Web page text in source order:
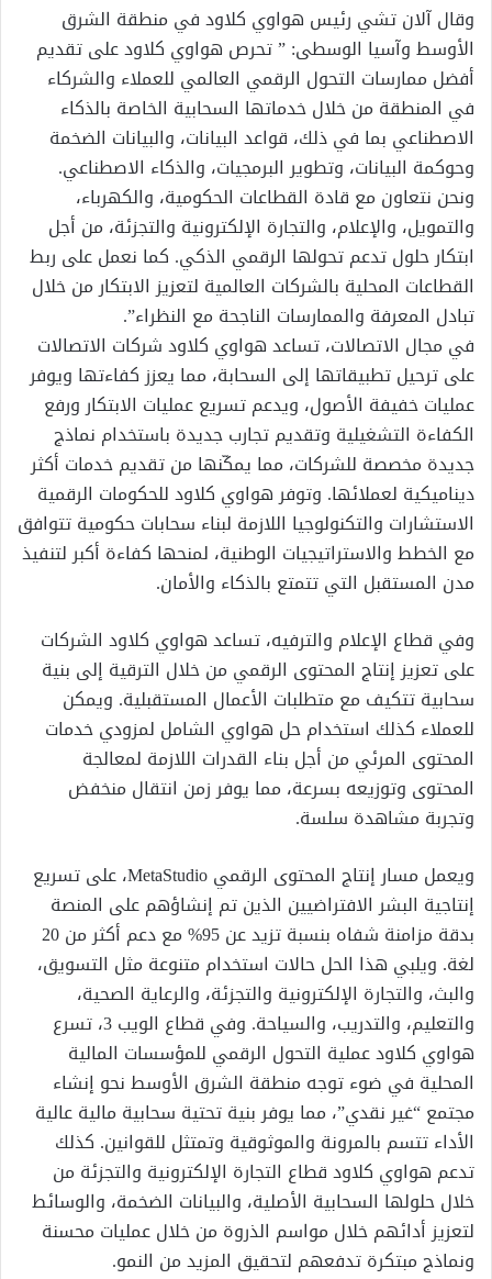
وقال آلان تشي رئيس هواوي كلاود في منطقة الشرق
الأوسط وآسيا الوسطى: ” تحرص هواوي كلاود على تقديم
أفضل ممارسات التحول الرقمي العالمي للعملاء والشركاء
في المنطقة من خلال خدماتها السحابية الخاصة بالذكاء
الاصطناعي بما في ذلك، قواعد البيانات، والبيانات الضخمة
وحوكمة البيانات، وتطوير البرمجيات، والذكاء الاصطناعي.
ونحن نتعاون مع قادة القطاعات الحكومية، والكهرباء،
والتمويل، والإعلام، والتجارة الإلكترونية والتجزئة، من أجل
ابتكار حلول تدعم تحولها الرقمي الذكي. كما نعمل على ربط
القطاعات المحلية بالشركات العالمية لتعزيز الابتكار من خلال
تبادل المعرفة والممارسات الناجحة مع النظراء”.
في مجال الاتصالات، تساعد هواوي كلاود شركات الاتصالات
على ترحيل تطبيقاتها إلى السحابة، مما يعزز كفاءتها ويوفر
عمليات خفيفة الأصول، ويدعم تسريع عمليات الابتكار ورفع
الكفاءة التشغيلية وتقديم تجارب جديدة باستخدام نماذج
جديدة مخصصة للشركات، مما يمكّنها من تقديم خدمات أكثر
ديناميكية لعملائها. وتوفر هواوي كلاود للحكومات الرقمية
الاستشارات والتكنولوجيا اللازمة لبناء سحابات حكومية تتوافق
مع الخطط والاستراتيجيات الوطنية، لمنحها كفاءة أكبر لتنفيذ
مدن المستقبل التي تتمتع بالذكاء والأمان.
وفي قطاع الإعلام والترفيه، تساعد هواوي كلاود الشركات
على تعزيز إنتاج المحتوى الرقمي من خلال الترقية إلى بنية
سحابية تتكيف مع متطلبات الأعمال المستقبلية. ويمكن
للعملاء كذلك استخدام حل هواوي الشامل لمزودي خدمات
المحتوى المرئي من أجل بناء القدرات اللازمة لمعالجة
المحتوى وتوزيعه بسرعة، مما يوفر زمن انتقال منخفض
وتجربة مشاهدة سلسة.
ويعمل مسار إنتاج المحتوى الرقمي MetaStudio، على تسريع
إنتاجية البشر الافتراضيين الذين تم إنشاؤهم على المنصة
بدقة مزامنة شفاه بنسبة تزيد عن 95% مع دعم أكثر من 20
لغة. ويلبي هذا الحل حالات استخدام متنوعة مثل التسويق،
والبث، والتجارة الإلكترونية والتجزئة، والرعاية الصحية،
والتعليم، والتدريب، والسياحة. وفي قطاع الويب 3، تسرع
هواوي كلاود عملية التحول الرقمي للمؤسسات المالية
المحلية في ضوء توجه منطقة الشرق الأوسط نحو إنشاء
مجتمع “غير نقدي”، مما يوفر بنية تحتية سحابية مالية عالية
الأداء تتسم بالمرونة والموثوقية وتمتثل للقوانين. كذلك
تدعم هواوي كلاود قطاع التجارة الإلكترونية والتجزئة من
خلال حلولها السحابية الأصلية، والبيانات الضخمة، والوسائط
لتعزيز أدائهم خلال مواسم الذروة من خلال عمليات محسنة
ونماذج مبتكرة تدفعهم لتحقيق المزيد من النمو.